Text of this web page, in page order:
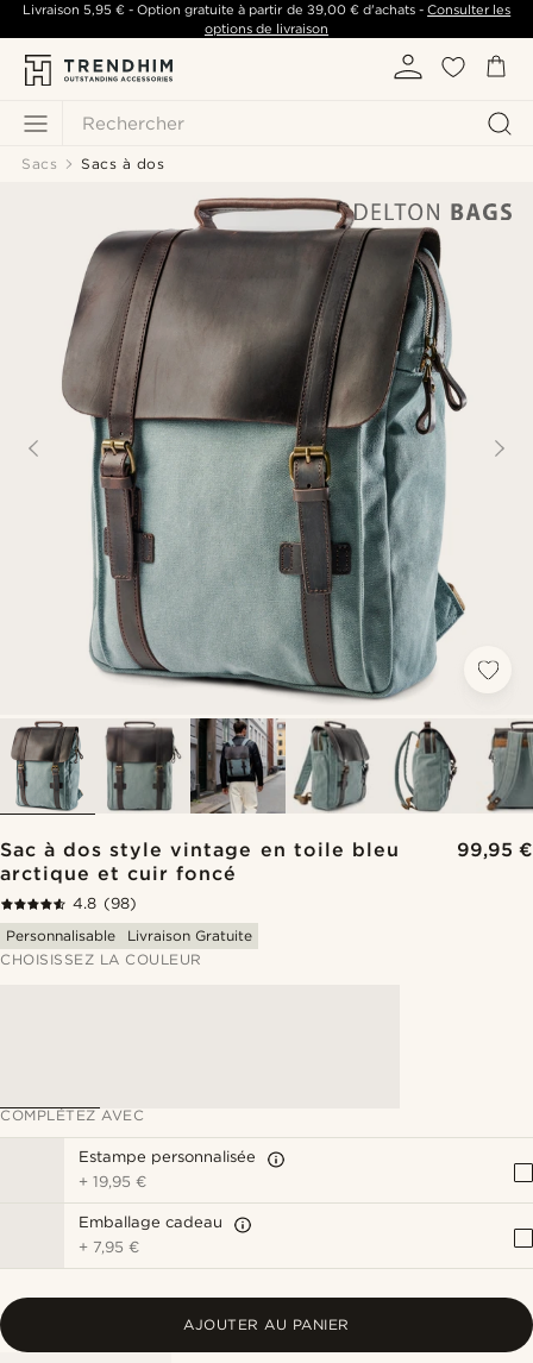
Rechercher
Livraison 5,95 €- Option gratuite à partir de 39,00 €d'achats -Consulter les
options de livraison
Sacs Sacs à dos
Sac à dos style vintage en toile bleu
arctique et cuir foncé
99,95 €
4.8 (98)
Personnalisable
Livraison Gratuite
CHOISISSEZ LA COULEUR
COMPLÉTEZ AVEC
Estampe personnalisée
+19,95 €
Emballage cadeau
+ 7,95 €
AJOUTER AU PANIER